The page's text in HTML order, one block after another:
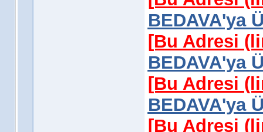
BEDAVA'ya
[Bu Adresi
BEDAVA'ya
[Bu Adresi
BEDAVA'ya
[Bu Adresi